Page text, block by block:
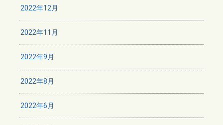
2022年12月
2022年11月
2022年9月
2022年8月
2022年6月